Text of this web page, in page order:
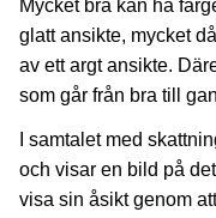
Mycket bra kan ha
glatt ansikte, mycket
av ett argt ansikte.
som går från bra till
I samtalet med
och visar en bild på
visa sin åsikt genom